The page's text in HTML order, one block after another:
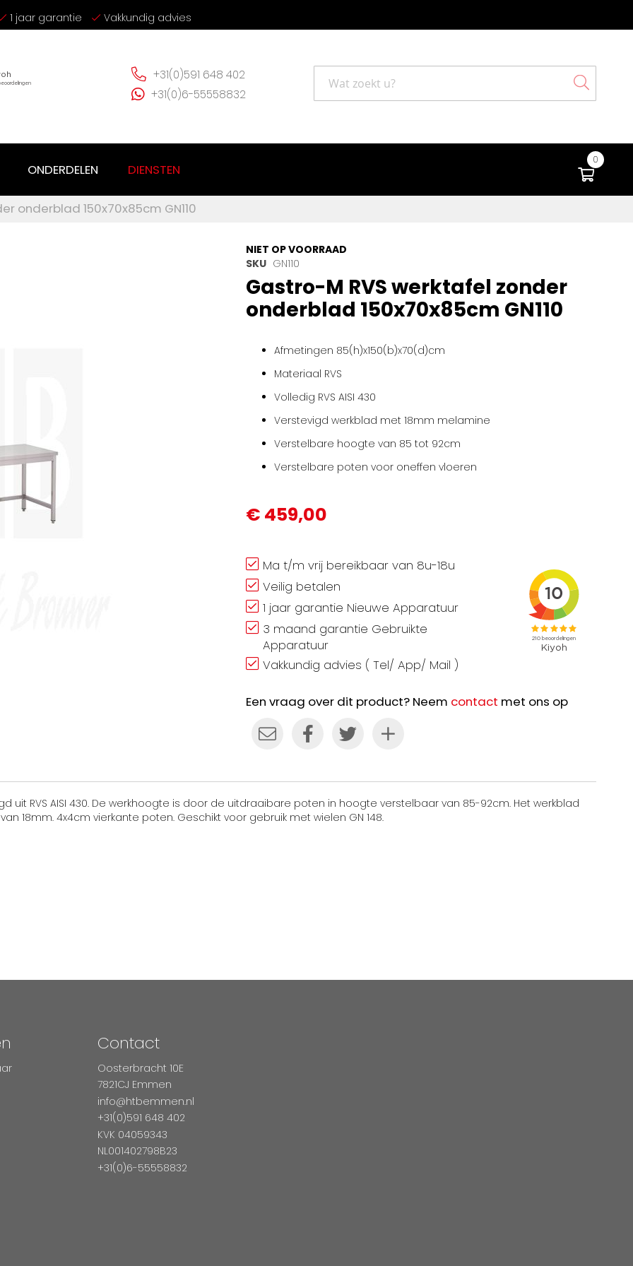
1 jaar garantie Vakkundig advies
+31(0)591 648 402
+31(0)6-55558832
Search
0
ONDERDELEN DIENSTEN
onderblad 150x70x85cm GN110
NIET OP VOORRAAD
SKU GN110
Gastro-M RVS werktafel zonder
onderblad 150x70x85cm GN110
Afmetingen 85(h)x150(b)x70(d)cm
Materiaal RVS
Volledig RVS AISI 430
Verstevigd werkblad met 18mm melamine
Verstelbare hoogte van 85 tot 92cm
Verstelbare poten voor oneffen vloeren
€ 459,00
Ma t/m vrij bereikbaar van 8u-18u
Veilig betalen
1 jaar garantie Nieuwe Apparatuur
3 maand garantie Gebruikte
Apparatuur
Vakkundig advies ( Tel/ App/ Mail )
Een vraag over dit product? Neem contact met ons op
uit RVS AISI 430. De werkhoogte is door de uitdraaibare poten in hoogte verstelbaar van 85-92cm. Het werkblad
18mm. 4x4cm vierkante poten. Geschikt voor gebruik met wielen GN 148.
Contact
Oosterbracht 10E
7821CJ Emmen
info@htbemmen.nl
+31(0)591 648 402
KVK 04059343
NL001402798B23
+31(0)6-55558832